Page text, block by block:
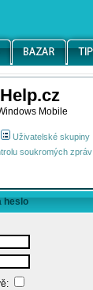
Mobile
Uživatelské skupiny
soukromých zpráv
heslo